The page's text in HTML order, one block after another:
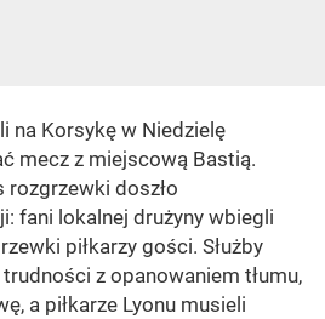
na Korsykę w Niedzielę
mecz z miejscową Bastią.
rozgrzewki doszło
fani lokalnej drużyny wbiegli
piłkarzy gości. Służby
z opanowaniem tłumu,
a piłkarze Lyonu musieli